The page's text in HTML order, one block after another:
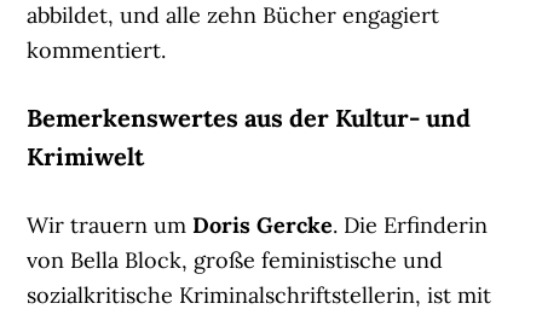
abbildet, und alle zehn Bücher engagiert
kommentiert.
Bemerkenswertes aus der Kultur- und
Krimiwelt
Wir trauern umDoris Gercke. Die Erfinderin
von Bella Block, große feministische und
sozialkritische Kriminalschriftstellerin, ist mit